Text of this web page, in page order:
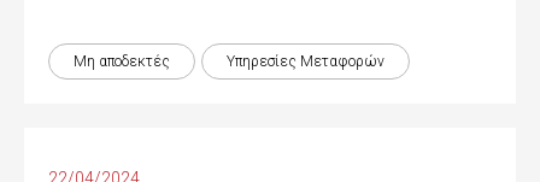
Μη αποδεκτές Υπηρεσίες Μεταφορών